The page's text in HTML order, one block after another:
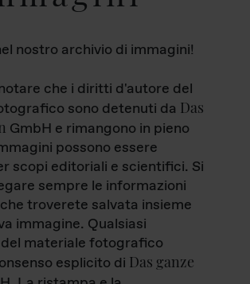
nostro archivio di immagini!
che i diritti d'autore del
sono detenuti da Das
GmbH e rimangono in pieno
possono essere
scopi editoriali e scientifici. Si
sempre le informazioni
troverete salvata insieme
immagine. Qualsiasi
materiale fotografico
esplicito di Das ganze